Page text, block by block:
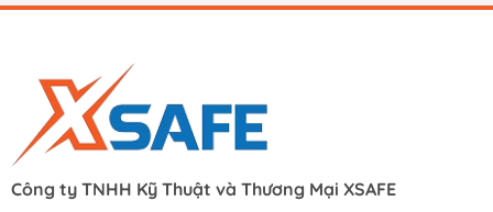
Công ty TNHH Kỹ Thuật và Thương Mại XSAFE